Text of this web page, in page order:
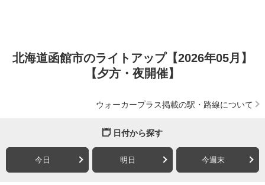
北海道函館市のライトアップ【2026年05月】
【夕方・夜開催】
ウォーカープラス掲載の駅・路線について
日付から探す
今日 明日 今週末